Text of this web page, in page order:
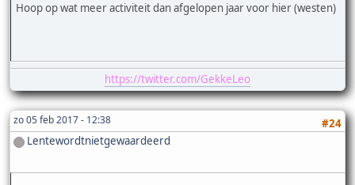
Hoop op wat meer activiteit dan afgelopen jaar voor hier (westen)
https://twitter.com/GekkeLeo
zo 05 feb 2017 - 12:38
#24
Lentewordtnietgewaardeerd